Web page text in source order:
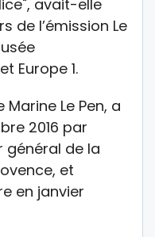
avait-elle
de l’émission Le
Europe 1.
Marine Le Pen, a
2016 par
général de la
et
en janvier